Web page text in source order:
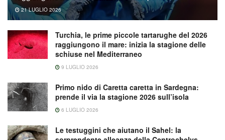
21 LUGLIO 2026
Turchia, le prime piccole tartarughe del 2026
raggiungono il mare: inizia la stagione delle
schiuse nel Mediterraneo
9 LUGLIO 2026
Primo nido di Caretta caretta in Sardegna:
prende il via la stagione 2026 sull’isola
6 LUGLIO 2026
Le testuggini che aiutano il Sahel: la